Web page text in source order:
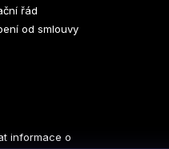
řád
od smlouvy
informace o